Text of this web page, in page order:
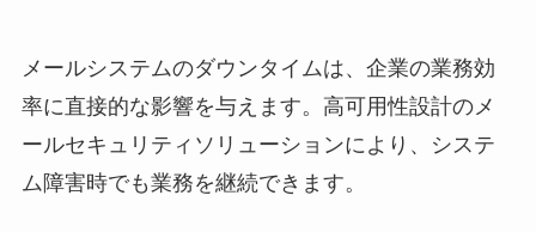
メールシステムのダウンタイムは、企業の業務効
率に直接的な影響を与えます。高可用性設計のメ
ールセキュリティソリューションにより、システ
ム障害時でも業務を継続できます。